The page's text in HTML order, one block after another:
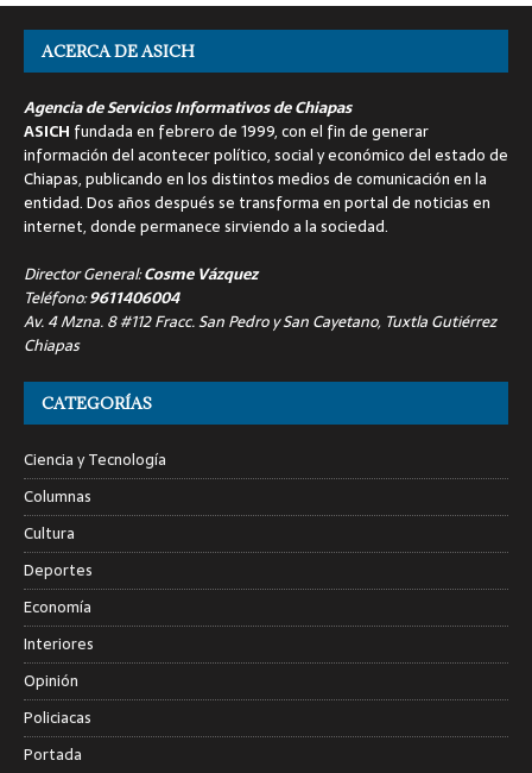
ACERCA DE ASICH
Agencia de Servicios Informativos de Chiapas
ASICH fundada en febrero de 1999, con el fin de generar
información del acontecer político, social y económico del estado de
Chiapas, publicando en los distintos medios de comunicación en la
entidad. Dos años después se transforma en portal de noticias en
internet, donde permanece sirviendo a la sociedad.
Director General:Cosme Vázquez
Teléfono:9611406004
Av. 4 Mzna. 8 #112 Fracc. San Pedro y San Cayetano, Tuxtla Gutiérrez
Chiapas
CATEGORÍAS
Ciencia y Tecnología
Columnas
Cultura
Deportes
Economía
Interiores
Opinión
Policiacas
Portada